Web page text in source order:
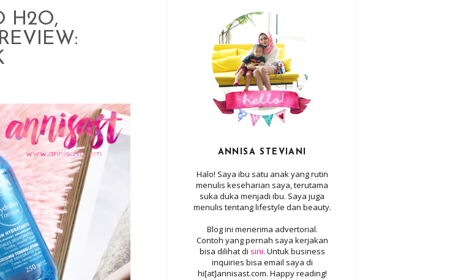
H2O,
ANNISA STEVIANI
Halo! Saya ibu satu anak yang rutin
menulis keseharian saya, terutama
suka duka menjadi ibu. Saya juga
menulis tentang lifestyle dan beauty.
Blog ini menerima advertorial.
Contoh yang pernah saya kerjakan
bisa dilihat di sini. Untuk business
inquiries bisa email saya di
hi[at]annisast.com. Happy reading!